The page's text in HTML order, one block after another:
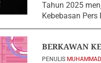
Tahun 2025
Kebebasan
BERKAWAN
PENULIS